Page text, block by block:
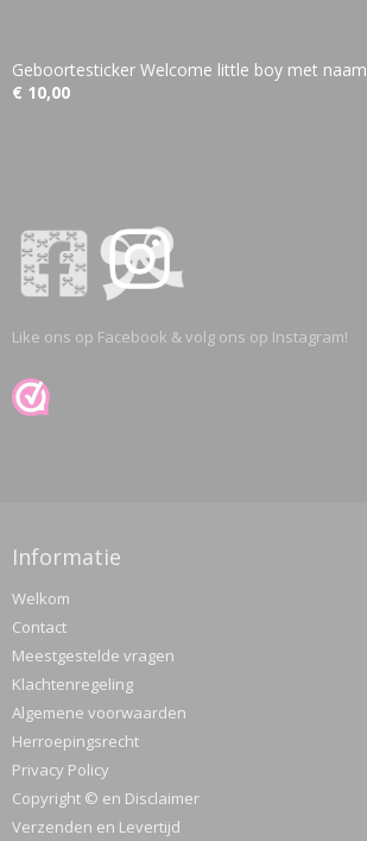
Geboortesticker Welcome little boy met naam
€ 10,00
Like ons op Facebook & volg ons op Instagram!
Informatie
Welkom
Contact
Meestgestelde vragen
Klachtenregeling
Algemene voorwaarden
Herroepingsrecht
Privacy Policy
Copyright © en Disclaimer
Verzenden en Levertijd